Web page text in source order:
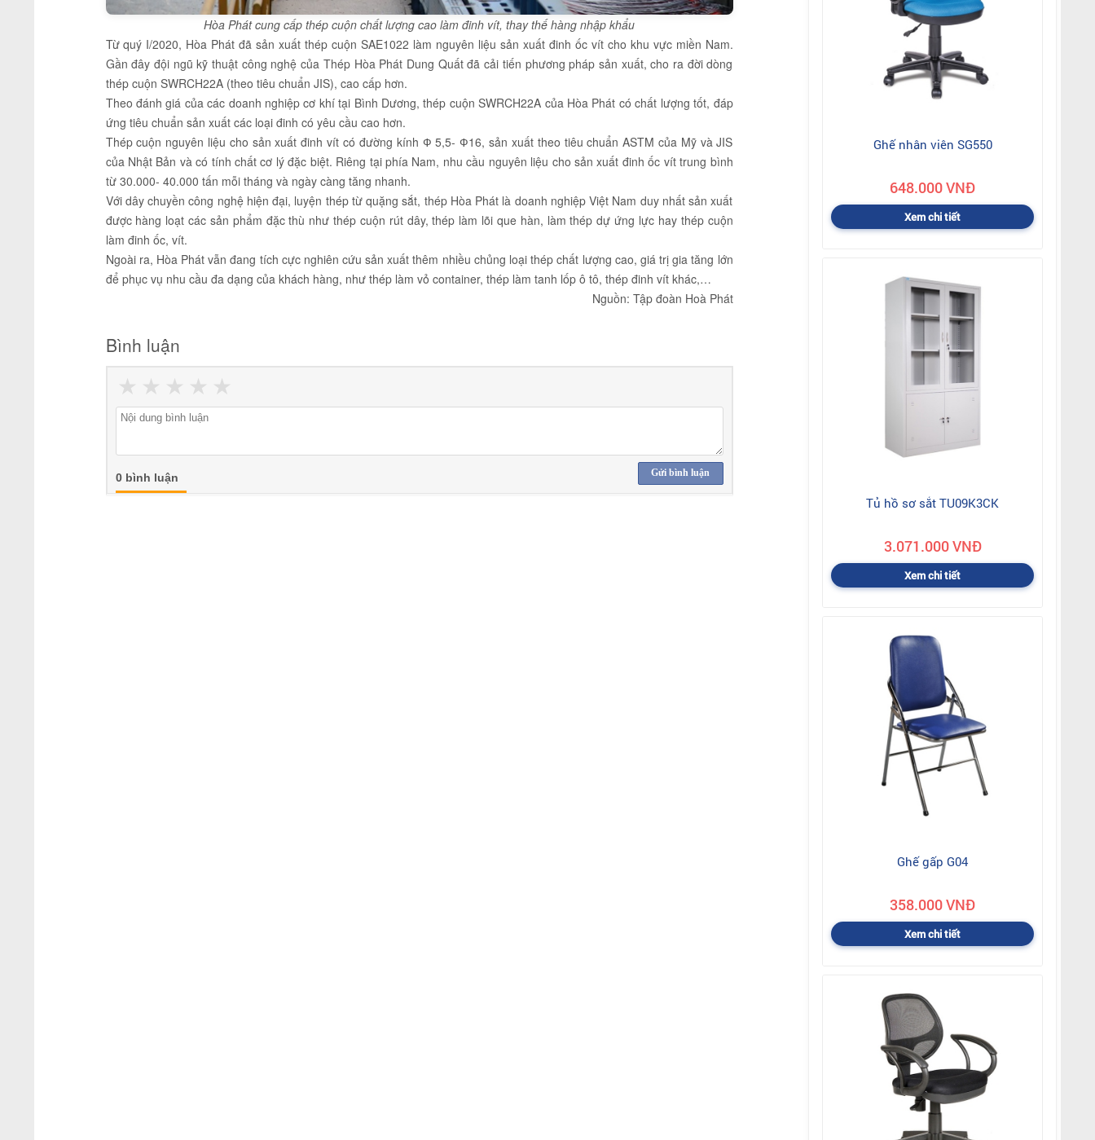
Hòa Phát cung cấp thép cuộn chất lượng cao làm đinh vít, thay thế hàng nhập khẩu
Từ quý I/2020, Hòa Phát đã sản xuất thép cuộn SAE1022 làm nguyên liệu sản xuất đinh ốc vít cho khu vực miền Nam.
Gần đây đội ngũ kỹ thuật công nghệ của Thép Hòa Phát Dung Quất đã cải tiến phương pháp sản xuất, cho ra đời dòng
thép cuộn SWRCH22A (theo tiêu chuẩn JIS), cao cấp hơn.
Theo đánh giá của các doanh nghiệp cơ khí tại Bình Dương, thép cuộn SWRCH22A của Hòa Phát có chất lượng tốt, đáp
ứng tiêu chuẩn sản xuất các loại đinh có yêu cầu cao hơn.
Thép cuộn nguyên liệu cho sản xuất đinh vít có đường kính Ф 5,5- Ф16, sản xuất theo tiêu chuẩn ASTM của Mỹ và JIS
của Nhật Bản và có tính chất cơ lý đặc biệt. Riêng tại phía Nam, nhu cầu nguyên liệu cho sản xuất đinh ốc vít trung bình
từ 30.000- 40.000 tấn mỗi tháng và ngày càng tăng nhanh.
Với dây chuyền công nghệ hiện đại, luyện thép từ quặng sắt, thép Hòa Phát là doanh nghiệp Việt Nam duy nhất sản xuất
được hàng loạt các sản phẩm đặc thù như thép cuộn rút dây, thép làm lõi que hàn, làm thép dự ứng lực hay thép cuộn
làm đinh ốc, vít.
Ngoài ra, Hòa Phát vẫn đang tích cực nghiên cứu sản xuất thêm nhiều chủng loại thép chất lượng cao, giá trị gia tăng lớn
để phục vụ nhu cầu đa dạng của khách hàng, như thép làm vỏ container, thép làm tanh lốp ô tô, thép đinh vít khác,…
Nguồn: Tập đoàn Hoà Phát
Bình luận
★
★
★
★
★
Gửi bình luận
0 bình luận
Ghế nhân viên SG550
648.000 VNĐ
Xem chi tiết
Tủ hồ sơ sắt TU09K3CK
3.071.000 VNĐ
Xem chi tiết
Ghế gấp G04
358.000 VNĐ
Xem chi tiết